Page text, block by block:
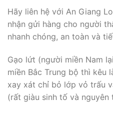
Hãy liên hệ với An Giang
nhận gửi hàng cho người
nhanh chóng, an toàn và
Gạo lứt (người miền Nam
miền Bắc Trung bộ thì kêu
xay xát chỉ bỏ lớp vỏ trấu
(rất giàu sinh tố và nguyên